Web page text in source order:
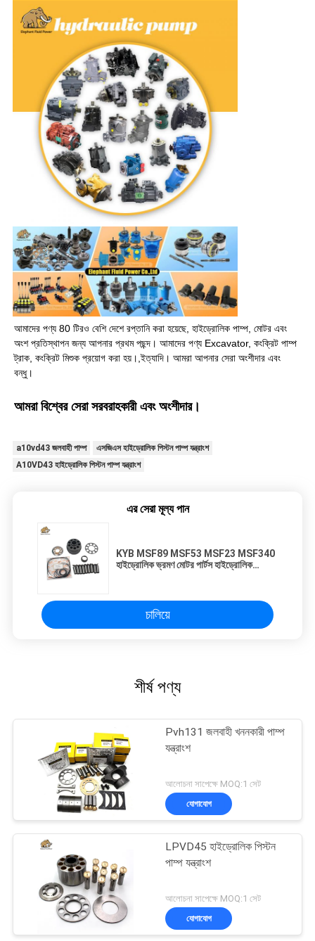
আমাদের পণ্য 80 টিরও বেশি দেশে রপ্তানি করা হয়েছে, হাইড্রোলিক পাম্প, মোটর এবং
অংশ প্রতিস্থাপন জন্য আপনার প্রথম পছন্দ। আমাদের পণ্য Excavator, কংক্রিট পাম্প
ট্রাক, কংক্রিট মিশুক প্রয়োগ করা হয়।,ইত্যাদি। আমরা আপনার সেরা অংশীদার এবং
বন্ধু।
আমরা বিশ্বের সেরা সরবরাহকারী এবং অংশীদার।
a10vd43 জলবাহী পাম্প
এসজিএস হাইড্রোলিক পিস্টন পাম্প যন্ত্রাংশ
A10VD43 হাইড্রোলিক পিস্টন পাম্প যন্ত্রাংশ
এর সেরা মূল্য পান
KYB MSF89 MSF53 MSF23 MSF340
হাইড্রোলিক ভ্রমণ মোটর পার্টস হাইড্রোলিক
চালিয়ে
শীর্ষ পণ্য
Pvh131 জলবাহী খননকারী পাম্প
যন্ত্রাংশ
আলোচনা সাপেক্ষে MOQ:1 সেট
যোগাযোগ
LPVD45 হাইড্রোলিক পিস্টন
পাম্প যন্ত্রাংশ
আলোচনা সাপেক্ষে MOQ:1 সেট
যোগাযোগ